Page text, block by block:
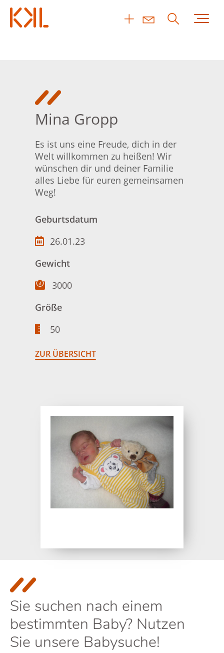
Mina Gropp
Es ist uns eine Freude, dich in der
Welt willkommen zu heißen! Wir
wünschen dir und deiner Familie
alles Liebe für euren gemeinsamen
Weg!
Geburtsdatum
26.01.23
Gewicht
3000
Größe
50
ZUR ÜBERSICHT
Sie suchen nach einem
bestimmten Baby? Nutzen
Sie unsere Babysuche!